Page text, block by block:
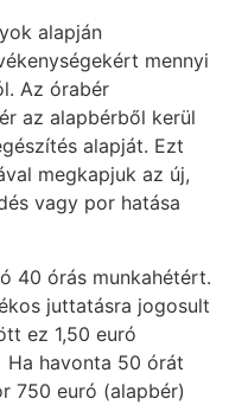
alapján
mennyi
Az órabér
az alapbérből kerül
alapját. Ezt
megkapjuk az új,
vagy por hatása
40 órás munkahétért.
juttatásra jogosult
ez 1,50 euró
Ha havonta 50 órát
750 euró (alapbér)